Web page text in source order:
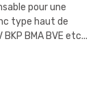
pour une
type haut de
BMA BVE etc...